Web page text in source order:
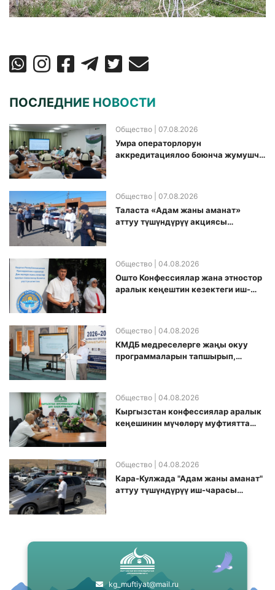
ПОСЛЕДНИЕ НОВОСТИ
Общество | 07.08.2026
Умра операторлорун
аккредитациялоо боюнча жумушчу
Общество | 07.08.2026
Таласта «Адам жаны аманат»
аттуу түшүндүрүү акциясы
Общество | 04.08.2026
Ошто Конфессиялар жана этностор
аралык кеңештин кезектеги иш-
Общество | 04.08.2026
КМДБ медреселерге жаңы окуу
программаларын тапшырып,
Общество | 04.08.2026
Кыргызстан конфессиялар аралык
кеӊешинин мүчөлөрү муфтиятта
Общество | 04.08.2026
Кара-Кулжада "Адам жаны аманат"
аттуу түшүндүрүү иш-чарасы
kg_muftiyat@mail.ru